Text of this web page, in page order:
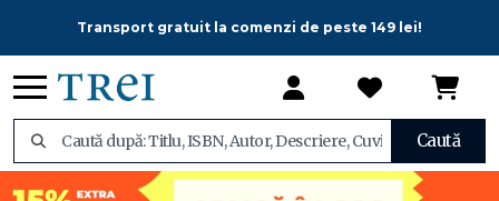
Transport gratuit la comenzi de peste 149 lei!
Caută